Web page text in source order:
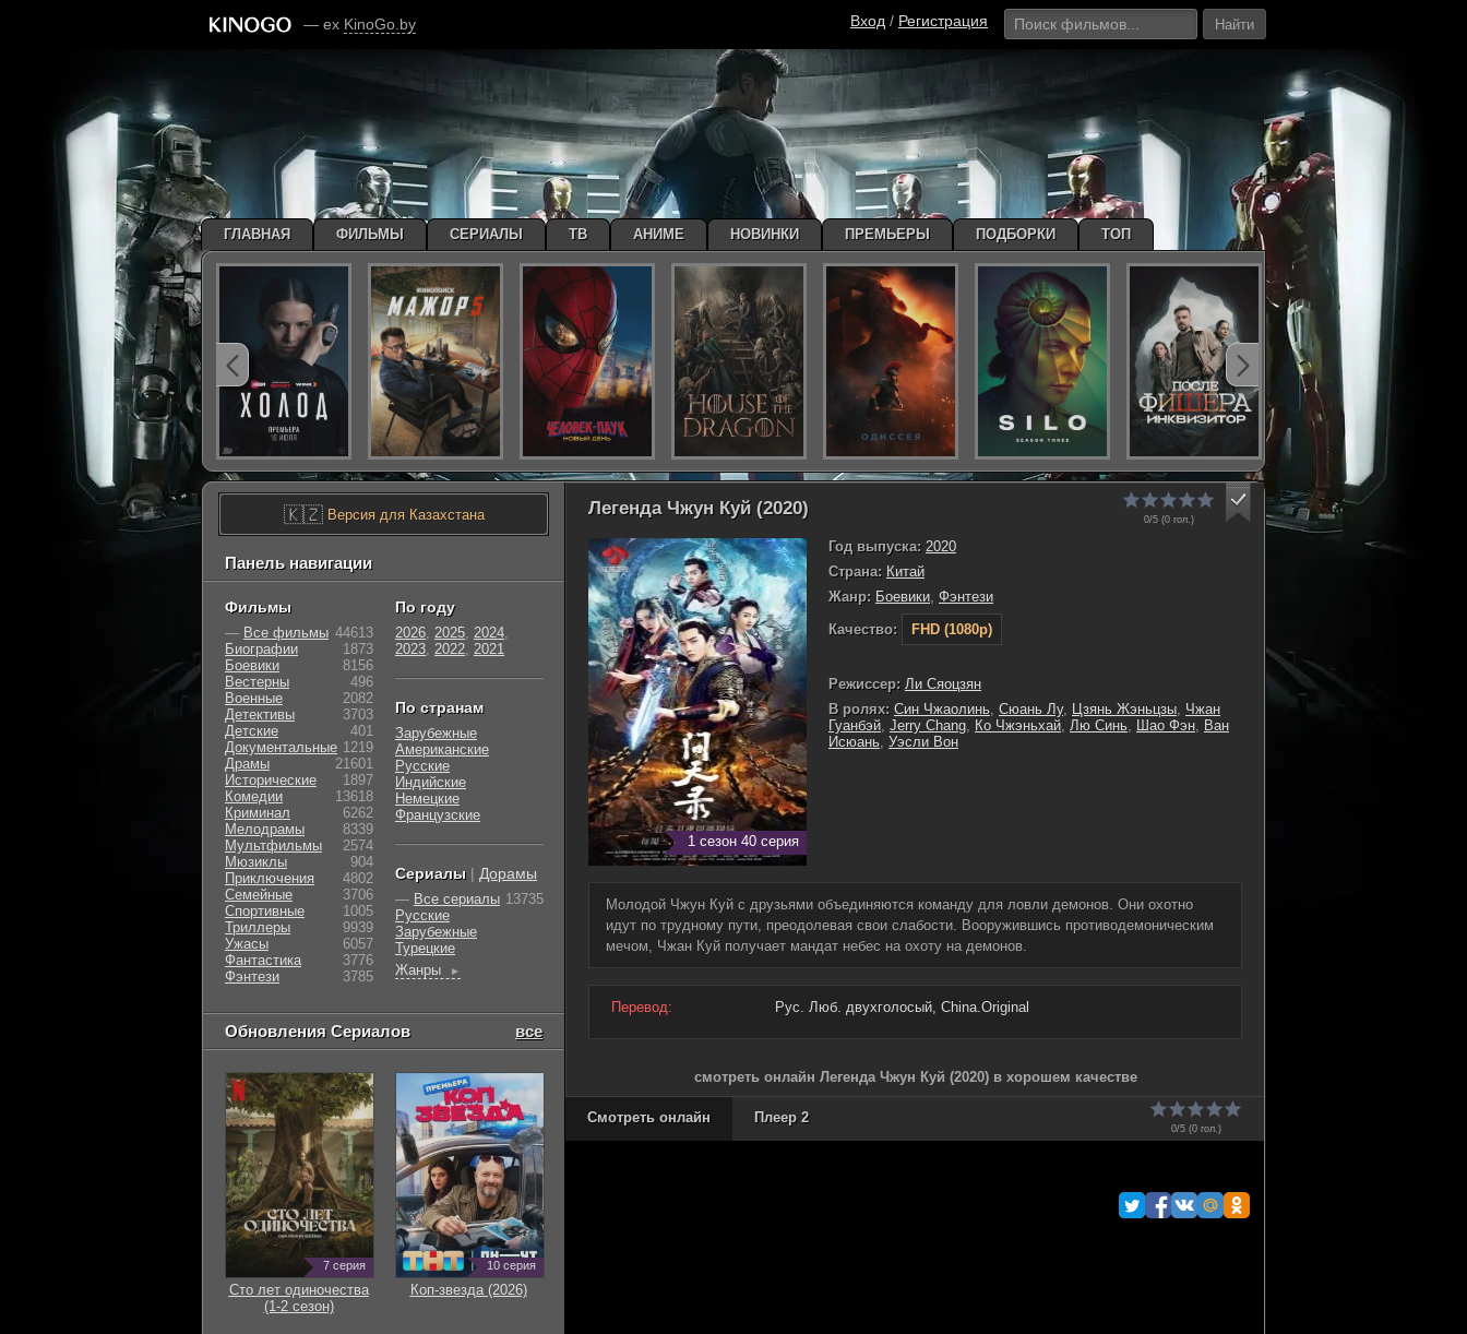
— ex KinoGo.by Вход / Регистрация Найти
Легенда Чжун Куй (2020)
0/5 (0гол.)
1 сезон 40 серия
Год выпуска: 2020
Страна: Китай
Жанр: Боевики, Фэнтези
Качество:
FHD (1080p)
Режиссер: Ли Сяоцзян
В ролях: Син Чжаолинь, Сюань Лу, Цзянь Жэньцзы, Чжан
Гуанбэй, Jerry Chang, Ко Чжэньхай, Лю Синь, Шао Фэн, Ван
Исюань, Уэсли Вон
Молодой Чжун Куй с друзьями объединяются команду для ловли демонов. Они охотно
идут по трудному пути, преодолевая свои слабости. Вооружившись противодемоническим
мечом, Чжан Куй получает мандат небес на охоту на демонов.
Перевод: Рус. Люб. двухголосый, China.Original
смотреть онлайн Легенда Чжун Куй (2020) в хорошем качестве
0/5 (0гол.)
Смотреть онлайн Плеер 2
🇰🇿Версия для Казахстана
Панель навигации
Фильмы
— Все фильмы 44613
Биографии
1873
Боевики
8156
Вестерны
496
Военные
2082
Детективы
3703
Детские
401
Документальные 1219
Драмы
21601
Исторические
1897
Комедии
13618
Криминал
6262
Мелодрамы
8339
Мультфильмы
2574
Мюзиклы
904
Приключения
4802
Семейные
3706
Cпортивные
1005
Триллеры
9939
Ужасы
6057
Фантастика
3776
Фэнтези
3785
По году
2026, 2025, 2024,
2023, 2022, 2021
По странам
Зарубежные
Американские
Русские
Индийские
Немецкие
Французские
Сериалы | Дорамы
— Все сериалы 13735
Русские
Зарубежные
Турецкие
Жанры
►
Обновления Сериалов все
7 серия
Сто лет одиночества
(1-2 сезон)
10 серия
Коп-звезда (2026)
ГЛАВНАЯ ФИЛЬМЫ СЕРИАЛЫ ТВ АНИМЕ НОВИНКИ ПРЕМЬЕРЫ ПОДБОРКИ ТОП